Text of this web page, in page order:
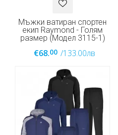
Мъжки ватиран спортен
екип Raymond - Голям
размер (Модел 3115-1)
€68.00 /133.00лв